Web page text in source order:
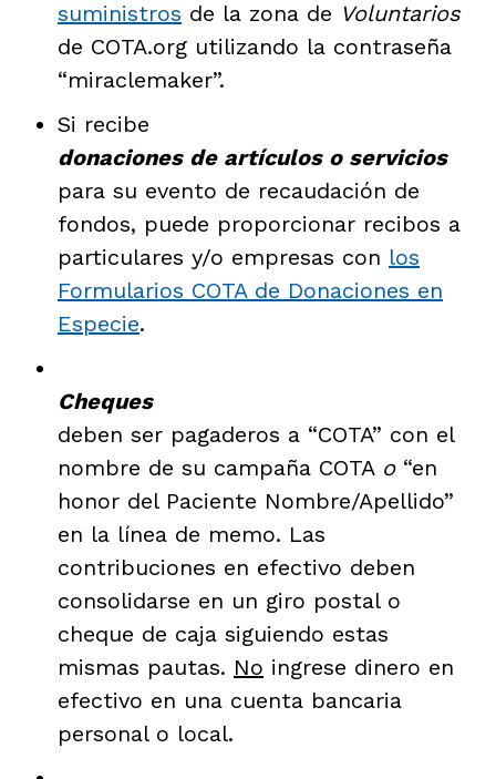
suministros de la zona de Voluntarios
de COTA.org utilizando la contraseña
“miraclemaker”.
Si recibe
donaciones de artículos o servicios
para su evento de recaudación de
fondos, puede proporcionar recibos a
particulares y/o empresas con los
Formularios COTA de Donaciones en
Especie.
Cheques
deben ser pagaderos a “COTA” con el
nombre de su campaña COTA o“en
honor del Paciente Nombre/Apellido”
en la línea de memo. Las
contribuciones en efectivo deben
consolidarse en un giro postal o
cheque de caja siguiendo estas
mismas pautas. No ingrese dinero en
efectivo en una cuenta bancaria
personal o local.